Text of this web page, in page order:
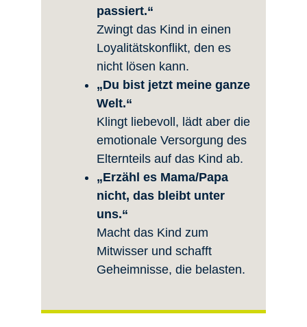
passiert.“
Zwingt das Kind in einen
Loyalitätskonflikt, den es
nicht lösen kann.
„Du bist jetzt meine ganze
Welt.“
Klingt liebevoll, lädt aber die
emotionale Versorgung des
Elternteils auf das Kind ab.
„Erzähl es Mama/Papa
nicht, das bleibt unter
uns.“
Macht das Kind zum
Mitwisser und schafft
Geheimnisse, die belasten.